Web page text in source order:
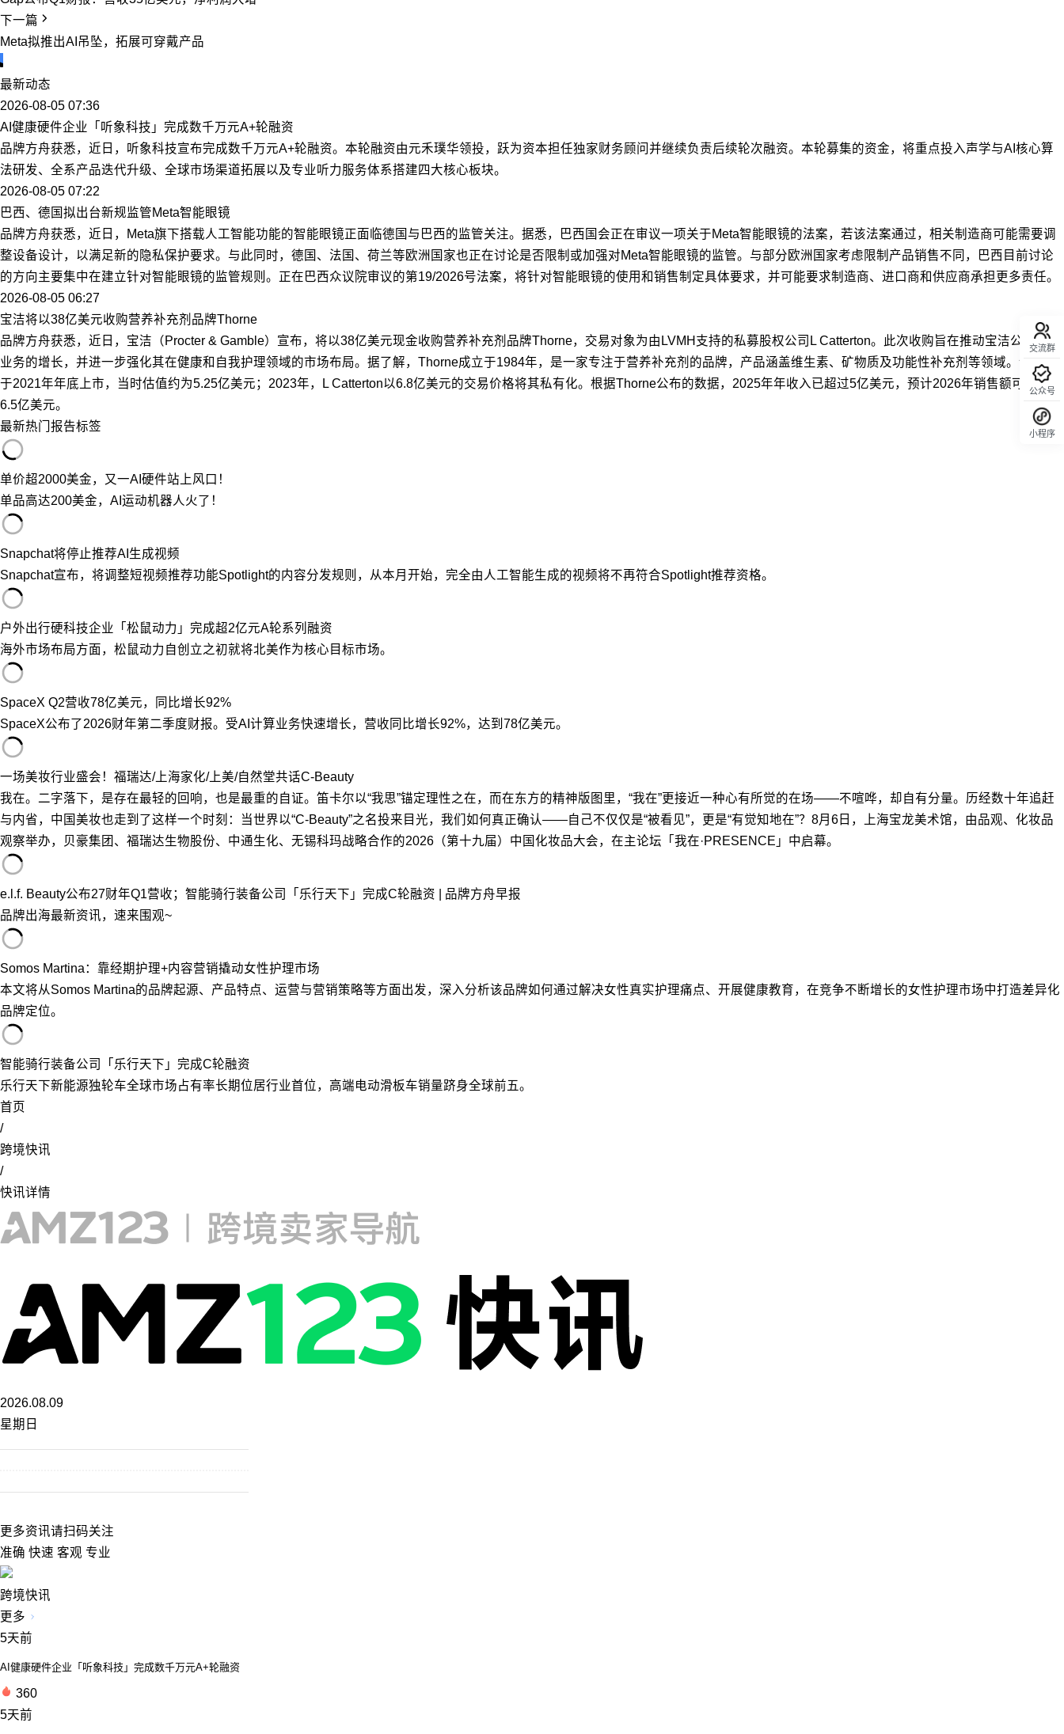
下一篇
Meta拟推出AI吊坠，拓展可穿戴产品
最新动态
2026-08-05 07:36
AI健康硬件企业「听象科技」完成数千万元A+轮融资
品牌方舟获悉，近日，听象科技宣布完成数千万元A+轮融资。本轮融资由元禾璞华领投，跃为资本担任独家财务顾问并继续负责后续轮次融资。本轮募集的资金，将重点投入声学与AI核心算
法研发、全系产品迭代升级、全球市场渠道拓展以及专业听力服务体系搭建四大核心板块。
2026-08-05 07:22
巴西、德国拟出台新规监管Meta智能眼镜
品牌方舟获悉，近日，Meta旗下搭载人工智能功能的智能眼镜正面临德国与巴西的监管关注。据悉，巴西国会正在审议一项关于Meta智能眼镜的法案，若该法案通过，相关制造商可能需要调
整设备设计，以满足新的隐私保护要求。与此同时，德国、法国、荷兰等欧洲国家也正在讨论是否限制或加强对Meta智能眼镜的监管。与部分欧洲国家考虑限制产品销售不同，巴西目前讨论
的方向主要集中在建立针对智能眼镜的监管规则。正在巴西众议院审议的第19/2026号法案，将针对智能眼镜的使用和销售制定具体要求，并可能要求制造商、进口商和供应商承担更多责任。
2026-08-05 06:27
宝洁将以38亿美元收购营养补充剂品牌Thorne
品牌方舟获悉，近日，宝洁（Procter & Gamble）宣布，将以38亿美元现金收购营养补充剂品牌Thorne，交易对象为由LVMH支持的私募股权公司L Catterton。此次收购旨在推动宝洁公司健康
业务的增长，并进一步强化其在健康和自我护理领域的市场布局。据了解，Thorne成立于1984年，是一家专注于营养补充剂的品牌，产品涵盖维生素、矿物质及功能性补充剂等领域。该公司
于2021年年底上市，当时估值约为5.25亿美元；2023年，L Catterton以6.8亿美元的交易价格将其私有化。根据Thorne公布的数据，2025年年收入已超过5亿美元，预计2026年销售额可能达到
6.5亿美元。
最新热门 报告标签
单价超2000美金，又一AI硬件站上风口！
单品高达200美金，AI运动机器人火了！
Snapchat将停止推荐AI生成视频
Snapchat宣布，将调整短视频推荐功能Spotlight的内容分发规则，从本月开始，完全由人工智能生成的视频将不再符合Spotlight推荐资格。
户外出行硬科技企业「松鼠动力」完成超2亿元A轮系列融资
海外市场布局方面，松鼠动力自创立之初就将北美作为核心目标市场。
SpaceX Q2营收78亿美元，同比增长92%
SpaceX公布了2026财年第二季度财报。受AI计算业务快速增长，营收同比增长92%，达到78亿美元。
一场美妆行业盛会！福瑞达/上海家化/上美/自然堂共话C-Beauty
我在。二字落下，是存在最轻的回响，也是最重的自证。笛卡尔以“我思”锚定理性之在，而在东方的精神版图里，“我在”更接近一种心有所觉的在场——不喧哗，却自有分量。历经数十年追赶
与内省，中国美妆也走到了这样一个时刻：当世界以“C-Beauty”之名投来目光，我们如何真正确认——自己不仅仅是“被看见”，更是“有觉知地在”？8月6日，上海宝龙美术馆，由品观、化妆品
观察举办，贝豪集团、福瑞达生物股份、中通生化、无锡科玛战略合作的2026（第十九届）中国化妆品大会，在主论坛「我在·PRESENCE」中启幕。
e.l.f. Beauty公布27财年Q1营收；智能骑行装备公司「乐行天下」完成C轮融资 | 品牌方舟早报
品牌出海最新资讯，速来围观~
Somos Martina：靠经期护理+内容营销撬动女性护理市场
本文将从Somos Martina的品牌起源、产品特点、运营与营销策略等方面出发，深入分析该品牌如何通过解决女性真实护理痛点、开展健康教育，在竞争不断增长的女性护理市场中打造差异化
品牌定位。
智能骑行装备公司「乐行天下」完成C轮融资
乐行天下新能源独轮车全球市场占有率长期位居行业首位，高端电动滑板车销量跻身全球前五。
首页
/
跨境快讯
/
快讯详情
2026.08.09
星期日
更多资讯请扫码关注
准确 快速 客观 专业
跨境快讯
更多
5天前
AI健康硬件企业「听象科技」完成数千万元A+轮融资
360
5天前
交流群
公众号
小程序